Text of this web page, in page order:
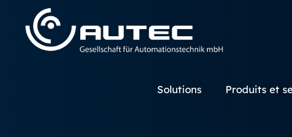
Solutions Produits et